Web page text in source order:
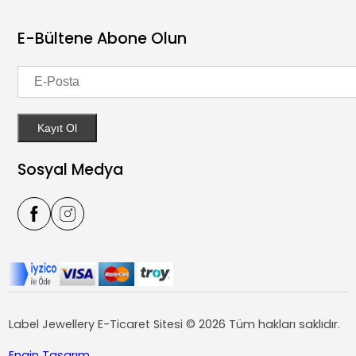
İNDİRİM
İade ve Değişim Koşulları
Kullanıcı Sipariş Sözleşmesi
Gizlilik Sözleşmesi
Siparişlerim
Sepetim
Favorilerim
E-Bültene Abone Olun
Kayıt Ol
Sosyal Medya
Label Jewellery E-Ticaret Sitesi © 2026 Tüm hakları saklıdır.